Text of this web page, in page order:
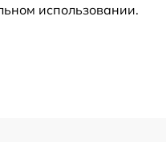
использовании.